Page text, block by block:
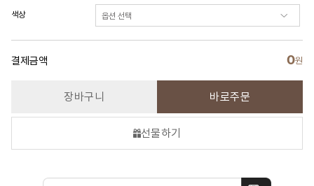
색상
결제금액 0원
장바구니 바로주문
선물하기